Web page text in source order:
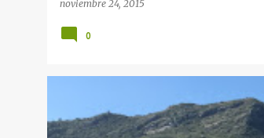
noviembre 24, 2015
0